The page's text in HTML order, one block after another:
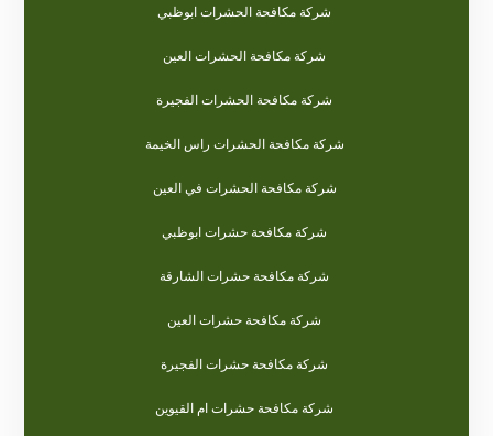
شركة مكافحة الحشرات ابوظبي
شركة مكافحة الحشرات العين
شركة مكافحة الحشرات الفجيرة
شركة مكافحة الحشرات راس الخيمة
شركة مكافحة الحشرات في العين
شركة مكافحة حشرات ابوظبي
شركة مكافحة حشرات الشارقة
شركة مكافحة حشرات العين
شركة مكافحة حشرات الفجيرة
شركة مكافحة حشرات ام القيوين